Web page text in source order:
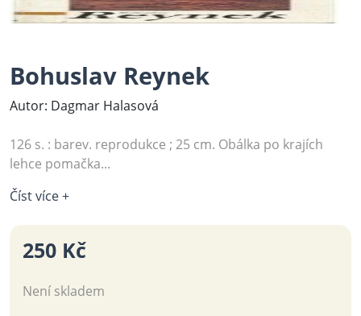
Bohuslav Reynek
Autor: Dagmar Halasová
126 s. : barev. reprodukce ; 25 cm. Obálka po krajích
lehce pomačka...
Číst více +
250 Kč
Není skladem